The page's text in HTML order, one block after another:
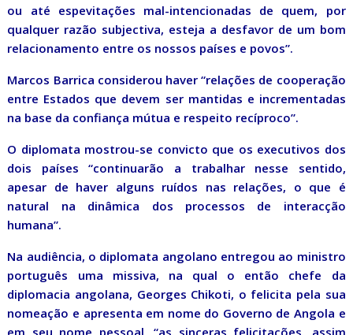
ou até espevitações mal-intencionadas de quem, por
qualquer razão subjectiva, esteja a desfavor de um bom
relacionamento entre os nossos países e povos”.
Marcos Barrica considerou haver “relações de cooperação
entre Estados que devem ser mantidas e incrementadas
na base da confiança mútua e respeito recíproco”.
O diplomata mostrou-se convicto que os executivos dos
dois países “continuarão a trabalhar nesse sentido,
apesar de haver alguns ruídos nas relações, o que é
natural na dinâmica dos processos de interacção
humana”.
Na audiência, o diplomata angolano entregou ao ministro
português uma missiva, na qual o então chefe da
diplomacia angolana, Georges Chikoti, o felicita pela sua
nomeação e apresenta em nome do Governo de Angola e
em seu nome pessoal, “as sinceras felicitações, assim